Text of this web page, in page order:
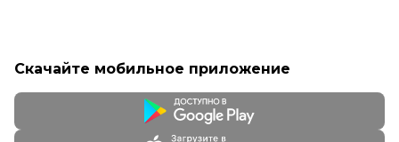
Скачайте мобильное приложение